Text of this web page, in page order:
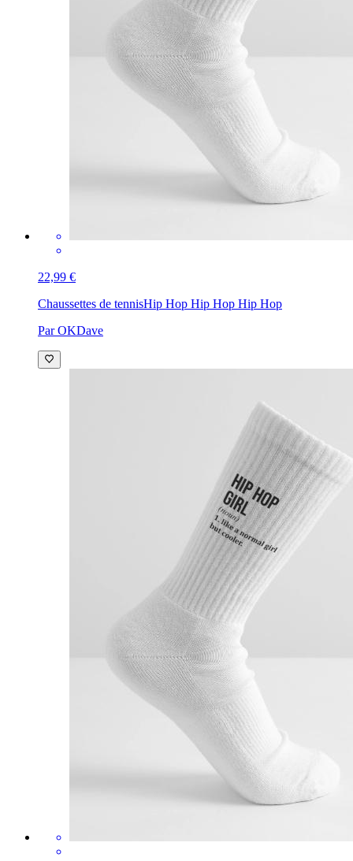
22,99 €
Chaussettes de tennisHip Hop Hip Hop Hip Hop
Par OKDave